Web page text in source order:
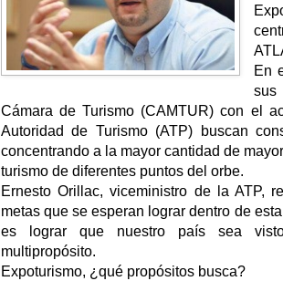
En
Cámara de Turismo (CAMTUR) con el
Autoridad de Turismo (ATP) buscan
concentrando a la mayor cantidad de
turismo de diferentes puntos del orbe.
Ernesto Orillac, viceministro de la ATP,
metas que se esperan lograr dentro de
es lograr que nuestro país sea
multipropósito.
Expoturismo, ¿qué propósitos busca?